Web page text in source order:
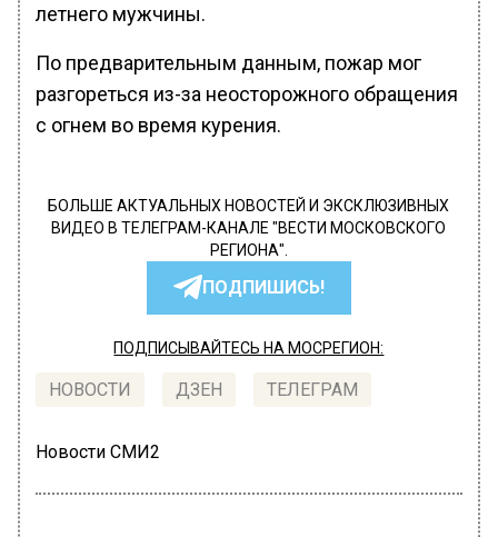
летнего мужчины.
По предварительным данным, пожар мог
разгореться из-за неосторожного обращения
с огнем во время курения.
БОЛЬШЕ АКТУАЛЬНЫХ НОВОСТЕЙ И ЭКСКЛЮЗИВНЫХ
ВИДЕО В ТЕЛЕГРАМ-КАНАЛЕ "ВЕСТИ МОСКОВСКОГО
РЕГИОНА".
ПОДПИШИСЬ!
ПОДПИСЫВАЙТЕСЬ НА МОСРЕГИОН:
НОВОСТИ ДЗЕН ТЕЛЕГРАМ
Новости СМИ2